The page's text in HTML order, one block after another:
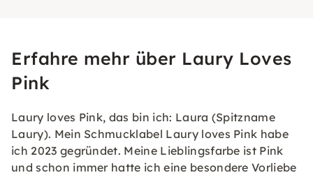
Erfahre mehr über Laury Loves
Pink
Laury loves Pink, das bin ich: Laura (Spitzname
Laury). Mein Schmucklabel Laury loves Pink habe
ich 2023 gegründet. Meine Lieblingsfarbe ist Pink
und schon immer hatte ich eine besondere Vorliebe